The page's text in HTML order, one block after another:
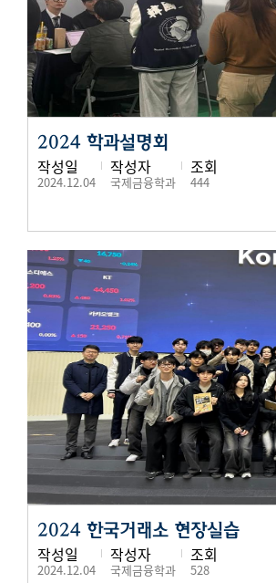
2024 학과설명회
작성일
2024.12.04
작성자
국제금융학과
조회
444
2024 한국거래소 현장실습
작성일
2024.12.04
작성자
국제금융학과
조회
528